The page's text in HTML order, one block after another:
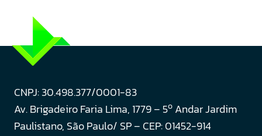
CNPJ: 30.498.377/0001-83
Av. Brigadeiro Faria Lima, 1779 – 5o Andar Jardim
Paulistano, São Paulo/ SP – CEP: 01452-914